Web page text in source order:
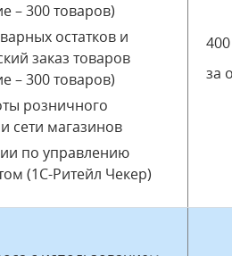
– 300 товаров)
остатков и
заказ товаров
– 300 товаров)
розничного
сети магазинов
по управлению
(1С-Ритейл Чекер)
за